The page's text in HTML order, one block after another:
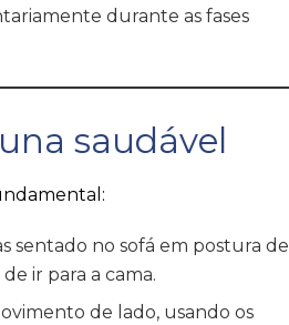
durante as fases
saudável
sentado no sofá em postura de
ir para a cama.
de lado, usando os